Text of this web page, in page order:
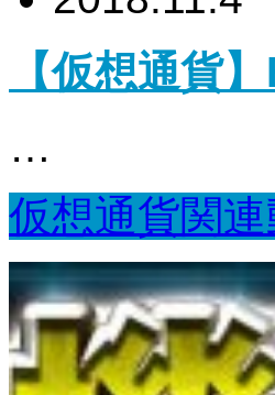
【仮想通貨
…
仮想通貨関